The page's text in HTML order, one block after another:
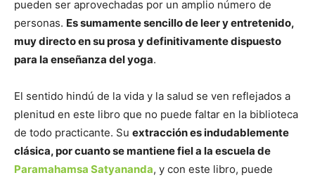
pueden ser aprovechadas por un amplio número de
personas. Es sumamente sencillo de leer y entretenido,
muy directo en su prosa y definitivamente dispuesto
para la enseñanza del yoga.
El sentido hindú de la vida y la salud se ven reflejados a
plenitud en este libro que no puede faltar en la biblioteca
de todo practicante. Su extracción es indudablemente
clásica, por cuanto se mantiene fiel a la escuela de
Paramahamsa Satyananda, y con este libro, puede